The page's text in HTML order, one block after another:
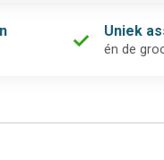
Uniek
én de